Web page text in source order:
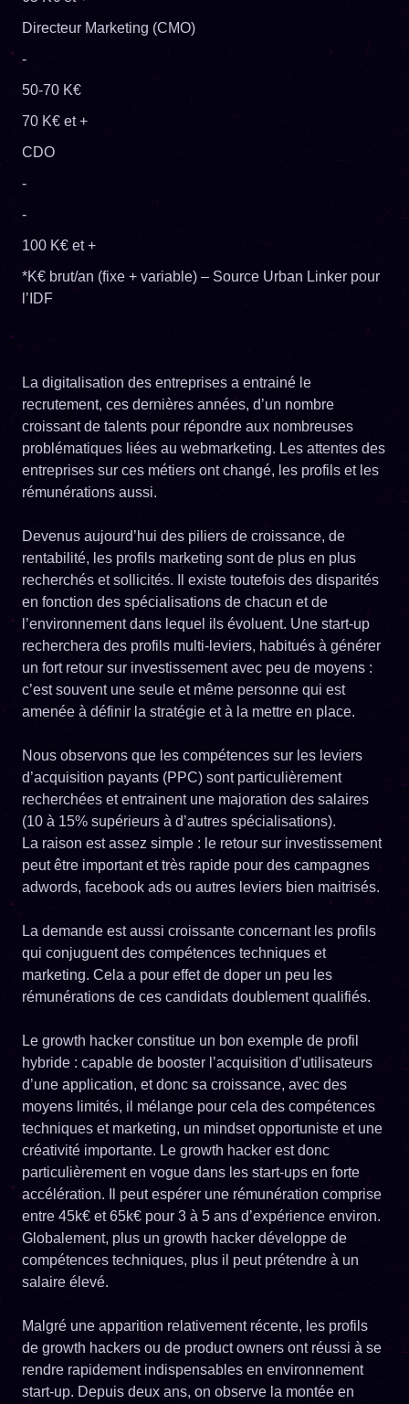
Directeur Marketing (CMO)
-
50-70 K€
70 K€ et +
CDO
-
-
100 K€ et +
*K€ brut/an (fixe + variable) – Source Urban Linker pour
l’IDF
La digitalisation des entreprises a entrainé le
recrutement, ces dernières années, d’un nombre
croissant de talents pour répondre aux nombreuses
problématiques liées au webmarketing. Les attentes des
entreprises sur ces métiers ont changé, les profils et les
rémunérations aussi.
Devenus aujourd’hui des piliers de croissance, de
rentabilité, les profils marketing sont de plus en plus
recherchés et sollicités. Il existe toutefois des disparités
en fonction des spécialisations de chacun et de
l’environnement dans lequel ils évoluent. Une start-up
recherchera des profils multi-leviers, habitués à générer
un fort retour sur investissement avec peu de moyens :
c’est souvent une seule et même personne qui est
amenée à définir la stratégie et à la mettre en place.
Nous observons que les compétences sur les leviers
d’acquisition payants (PPC) sont particulièrement
recherchées et entrainent une majoration des salaires
(10 à 15% supérieurs à d’autres spécialisations).
La raison est assez simple : le retour sur investissement
peut être important et très rapide pour des campagnes
adwords, facebook ads ou autres leviers bien maitrisés.
La demande est aussi croissante concernant les profils
qui conjuguent des compétences techniques et
marketing. Cela a pour effet de doper un peu les
rémunérations de ces candidats doublement qualifiés.
Le growth hacker constitue un bon exemple de profil
hybride : capable de booster l’acquisition d’utilisateurs
d’une application, et donc sa croissance, avec des
moyens limités, il mélange pour cela des compétences
techniques et marketing, un mindset opportuniste et une
créativité importante. Le growth hacker est donc
particulièrement en vogue dans les start-ups en forte
accélération. Il peut espérer une rémunération comprise
entre 45k€ et 65k€ pour 3 à 5 ans d’expérience environ.
Globalement, plus un growth hacker développe de
compétences techniques, plus il peut prétendre à un
salaire élevé.
Malgré une apparition relativement récente, les profils
de growth hackers ou de product owners ont réussi à se
rendre rapidement indispensables en environnement
start-up. Depuis deux ans, on observe la montée en